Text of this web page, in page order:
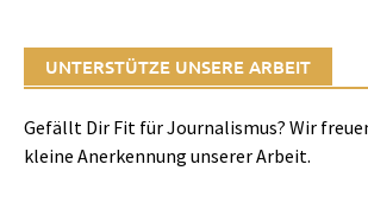
UNTERSTÜTZE UNSERE ARBEIT
Gefällt Dir Fit für Journalismus? Wir
kleine Anerkennung unserer Arbeit.